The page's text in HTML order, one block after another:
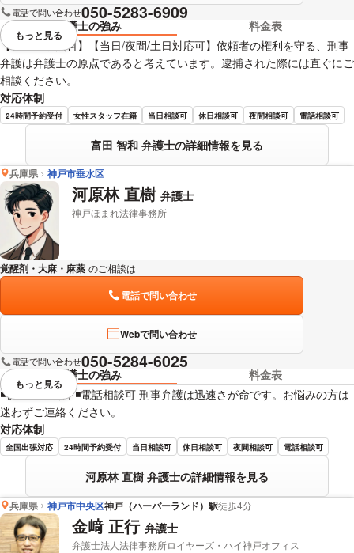
電話で問い合わせ050-5283-6909
弁護士の強み
料金表
【初回相談無料】【当日/夜間/土日対応可】依頼者の権利を守る、刑事
弁護は弁護士の原点であると考えています。逮捕された際には直ぐにご
相談ください。
対応体制
24時間予約受付 女性スタッフ在籍 当日相談可 休日相談可 夜間相談可 電話相談可
富田 智和 弁護士の詳細情報を見る
視覚的に省略されている要素を
もっと見る
兵庫県 神戸市垂水区
河原林 直樹 弁護士
神戸ほまれ法律事務所
覚醒剤・大麻・麻薬 のご相談は
電話で問い合わせ
Webで問い合わせ
電話で問い合わせ050-5284-6025
弁護士の強み
料金表
◾️初回相談無料 ◾️電話相談可 刑事弁護は迅速さが命です。お悩みの方は
迷わずご連絡ください。
対応体制
全国出張対応 24時間予約受付 当日相談可 休日相談可 夜間相談可 電話相談可
河原林 直樹 弁護士の詳細情報を見る
視覚的に省略されている要素を
もっと見る
兵庫県 神戸市中央区神戸（ハーバーランド）駅徒歩4分
金﨑 正行 弁護士
弁護士法人法律事務所ロイヤーズ・ハイ神戸オフィス